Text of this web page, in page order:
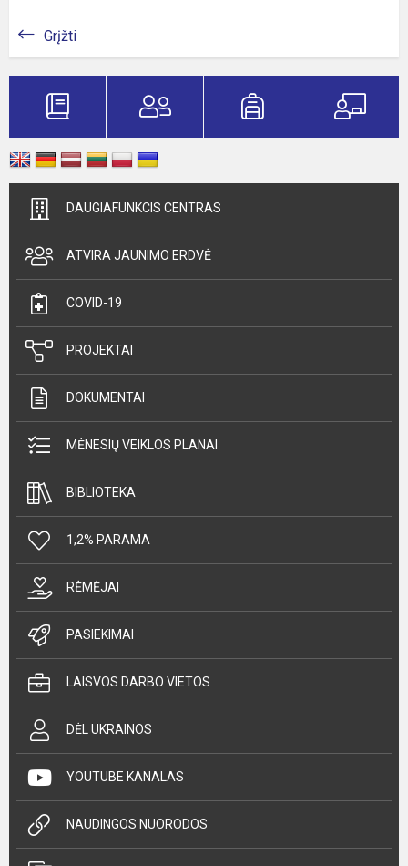
Grįžti
DAUGIAFUNKCIS CENTRAS
ATVIRA JAUNIMO ERDVĖ
COVID-19
PROJEKTAI
DOKUMENTAI
MĖNESIŲ VEIKLOS PLANAI
BIBLIOTEKA
1,2% PARAMA
RĖMĖJAI
PASIEKIMAI
LAISVOS DARBO VIETOS
DĖL UKRAINOS
YOUTUBE KANALAS
NAUDINGOS NUORODOS